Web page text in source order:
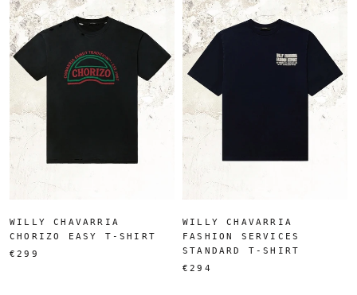
WILLY CHAVARRIA
CHORIZO EASY T-SHIRT
€299
WILLY CHAVARRIA
FASHION SERVICES
STANDARD T-SHIRT
€294